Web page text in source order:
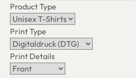
Product Type
Print Type
Print Details